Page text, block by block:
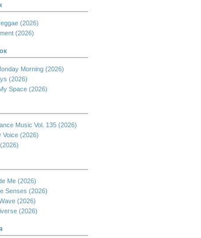
(2026)
(2026)
Morning (2026)
(2026)
Space (2026)
Music Vol. 135 (2026)
Voice (2026)
Me (2026)
Senses (2026)
(2026)
(2026)